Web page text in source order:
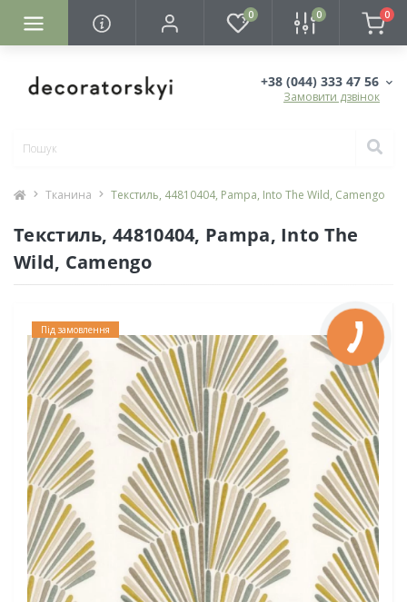
0 0 0
+38 (044) 333 47 56
Замовити дзвінок
Тканина Текстиль, 44810404, Pampa, Into The Wild, Camengo
Текстиль, 44810404, Pampa, Into The
Wild, Camengo
Під замовлення